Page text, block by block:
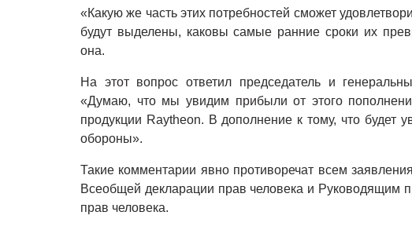
«Какую же часть этих потребностей сможет
будут выделены, каковы самые ранние сроки их
она.
На этот вопрос ответил председатель и
«Думаю, что мы увидим прибыли от этого
продукции Raytheon. В дополнение к тому, что будет
обороны».
Такие комментарии явно противоречат всем
Всеобщей декларации прав человека и Руководящим
прав человека.